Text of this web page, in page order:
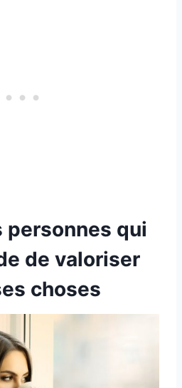
personnes qui
de valoriser
choses